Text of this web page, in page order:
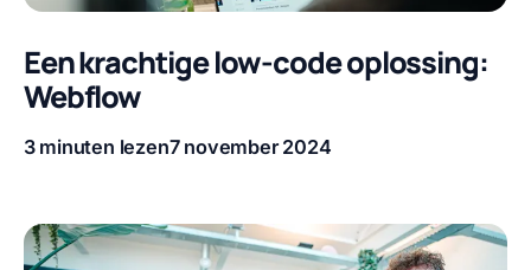
Een krachtige low-code oplossing:
Webflow
Leestijd
3 minuten lezen
Publicatiedatum
7 november 2024